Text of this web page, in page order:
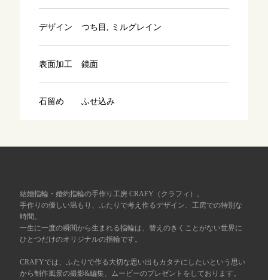
ブログ
デザイン つち目, ミルグレイン
表面加工 鏡面
石留め ふせ込み
結婚指輪・婚約指輪の手作り工房 CRAFY（クラフィ）。
手作りの優しい温もり、ふたりで考え作るデザイン、工房での特別な
時間。
一生に一度の瞬間から生まれる指輪は、替えのきくことがない世界に
ひとつだけのオリジナルの指輪です。
CRAFYでは、ふたりで作る大切な思い出もカタチにしたいという思い
から制作風景の撮影&編集、ムービーのプレゼントをしております。
川越店 来店ご予約
軽井沢店
大阪本店
広島店 来店ご予約
オーダーメイド